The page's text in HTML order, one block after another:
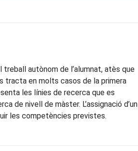
autònom de l’alumnat, atès que
tracta en molts casos de la primera
les línies de recerca que es
de nivell de màster. L’assignació d’un
les competències previstes.